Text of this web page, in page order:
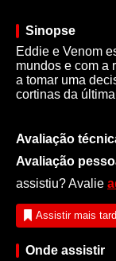
Sinopse
Eddie e Venom
mundos e com a
a tomar uma
cortinas da
Avaliação
Avaliação
assistiu? Avalie
Assistir mais
Onde assistir